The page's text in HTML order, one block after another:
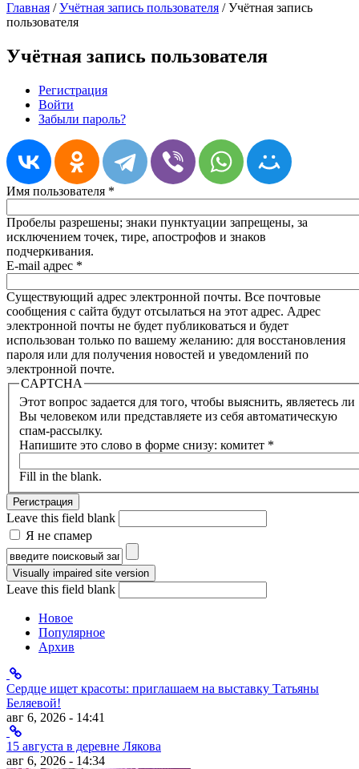
Главная /Учётная запись пользователя /Учётная запись
пользователя
Учётная запись пользователя
Главные вкладки
Регистрация
Войти
Забыли пароль?
Имя пользователя *
Пробелы разрешены; знаки пунктуации запрещены, за
исключением точек, тире, апострофов и знаков
подчеркивания.
E-mail адрес *
Существующий адрес электронной почты. Все почтовые
сообщения с сайта будут отсылаться на этот адрес. Адрес
электронной почты не будет публиковаться и будет
использован только по вашему желанию: для восстановления
пароля или для получения новостей и уведомлений по
электронной почте.
CAPTCHA
Этот вопрос задается для того, чтобы выяснить, являетесь ли
Вы человеком или представляете из себя автоматическую
спам-рассылку.
Напишите это слово в форме снизу: комитет *
Fill in the blank.
Leave this field blank
Я не спамер
Я спамер
Форма поиска
Leave this field blank
Новое
Популярное
Архив
Сердце ищет красоты: приглашаем на выставку Татьяны
Беляевой!
авг 6, 2026 - 14:41
15 августа в деревне Лякова
авг 6, 2026 - 14:34